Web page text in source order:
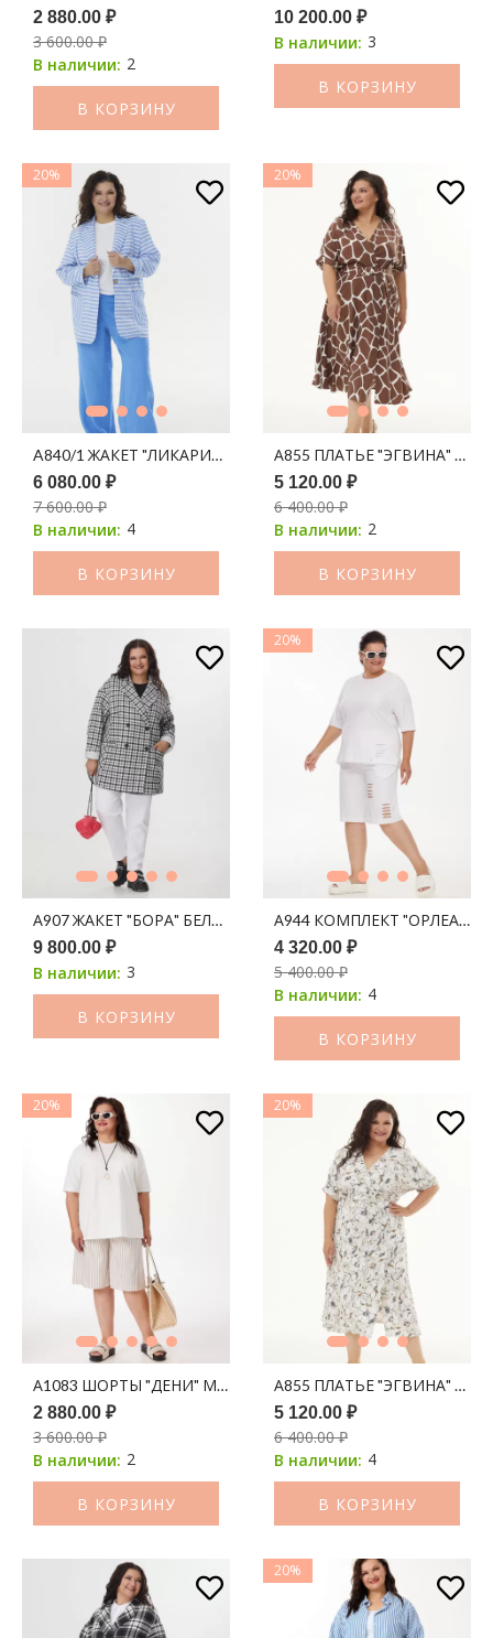
2 880.00 ₽
3 600.00 ₽
В наличии: 2
В КОРЗИНУ
10 200.00 ₽
В наличии: 3
В КОРЗИНУ
20%
A840/1 ЖАКЕТ "ЛИКАРИЯ" ЛЕН БЕЛО-СИНИЙ ПРИНТ
6 080.00 ₽
7 600.00 ₽
В наличии: 4
В КОРЗИНУ
20%
А855 ПЛАТЬЕ "ЭГВИНА"
5 120.00 ₽
6 400.00 ₽
В наличии: 2
В КОРЗИНУ
А907 ЖАКЕТ "БОРА" БЕЛО-ЧЕРНАЯ ПРИНТ КЛЕТКА
9 800.00 ₽
В наличии: 3
В КОРЗИНУ
20%
А944 КОМПЛЕКТ "ОРЛЕАН"
4 320.00 ₽
5 400.00 ₽
В наличии: 4
В КОРЗИНУ
20%
А1083 ШОРТЫ "ДЕНИ" МОЛОКО ПРИНТ ПОЛОСКА (КОФЕ)
2 880.00 ₽
3 600.00 ₽
В наличии: 2
В КОРЗИНУ
20%
А855 ПЛАТЬЕ "ЭГВИНА"
5 120.00 ₽
6 400.00 ₽
В наличии: 4
В КОРЗИНУ
20%